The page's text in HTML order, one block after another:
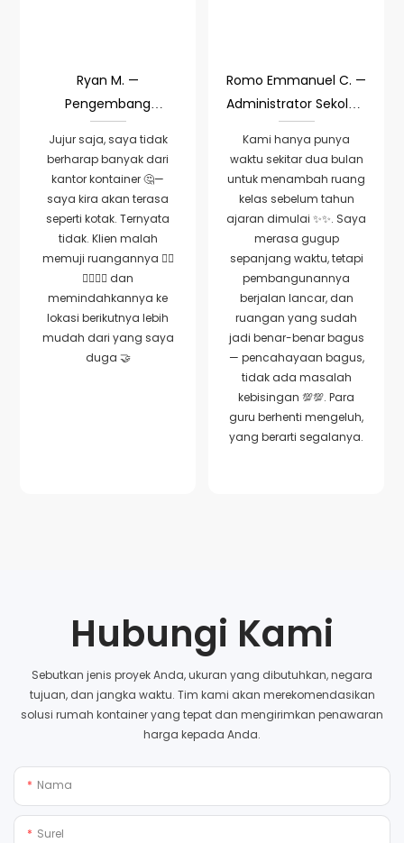
Ryan M. —
Pengembang
Komersial, Kanada
Jujur saja, saya tidak
berharap banyak dari
kantor kontainer 🤔—
saya kira akan terasa
seperti kotak. Ternyata
tidak. Klien malah
memuji ruangannya 👍🏻
👍🏻👍🏻 dan
memindahkannya ke
lokasi berikutnya lebih
mudah dari yang saya
duga 🤝
Romo Emmanuel C. —
Administrator Sekolah,
Malta
Kami hanya punya
waktu sekitar dua bulan
untuk menambah ruang
kelas sebelum tahun
ajaran dimulai ✨✨. Saya
merasa gugup
sepanjang waktu, tetapi
pembangunannya
berjalan lancar, dan
ruangan yang sudah
jadi benar-benar bagus
— pencahayaan bagus,
tidak ada masalah
kebisingan 💯💯. Para
guru berhenti mengeluh,
yang berarti segalanya.
Hubungi Kami
Sebutkan jenis proyek Anda, ukuran yang dibutuhkan, negara
tujuan, dan jangka waktu. Tim kami akan merekomendasikan
solusi rumah kontainer yang tepat dan mengirimkan penawaran
harga kepada Anda.
Nama
Surel